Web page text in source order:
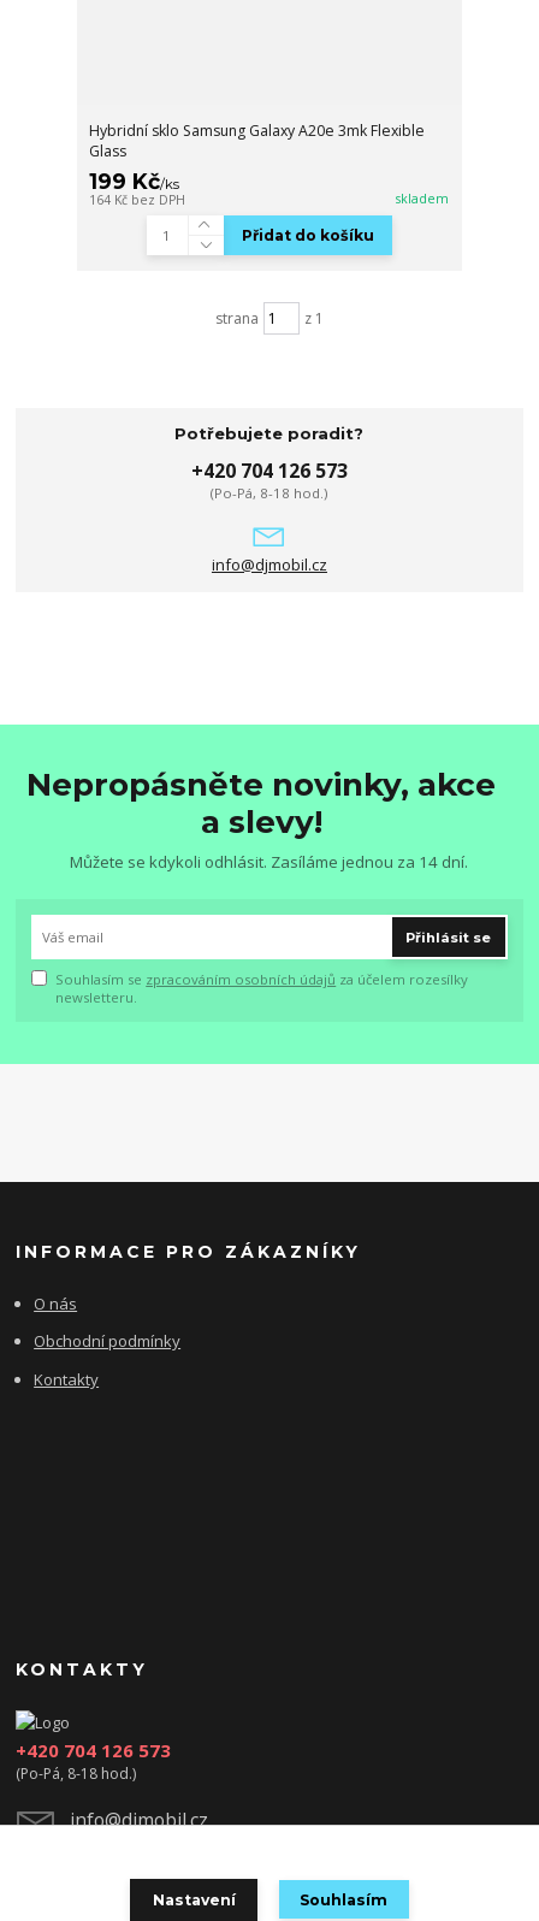
Hybridní sklo Samsung Galaxy A20e 3mk Flexible
Glass
199 Kč/ks
164 Kč bez DPH skladem
Přidat do košíku
strana z 1
Potřebujete poradit?
+420 704 126 573
(Po-Pá, 8-18 hod.)
info@djmobil.cz
Nepropásněte novinky, akce
a slevy!
Můžete se kdykoli odhlásit. Zasíláme jednou za 14 dní.
Přihlásit se
Souhlasím se zpracováním osobních údajů za účelem rozesílky
newsletteru.
INFORMACE PRO ZÁKAZNÍKY
O nás
Obchodní podmínky
Kontakty
KONTAKTY
+420 704 126 573
(Po-Pá, 8-18 hod.)
info@djmobil.cz
Nastavení Souhlasím